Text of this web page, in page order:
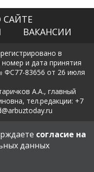
САЙТЕ
ВАКАНСИИ
в
и дата принятия
ФС77-83656 от 26 июля
А.А., главный
тел.редакции: +7
защиты персональных
согласие на
данных